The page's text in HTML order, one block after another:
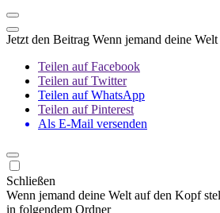
Jetzt den Beitrag Wenn jemand deine
Teilen auf Facebook
Teilen auf Twitter
Teilen auf WhatsApp
Teilen auf Pinterest
Als E-Mail versenden
Schließen
Wenn jemand deine Welt auf den Kopf
in folgendem Ordner